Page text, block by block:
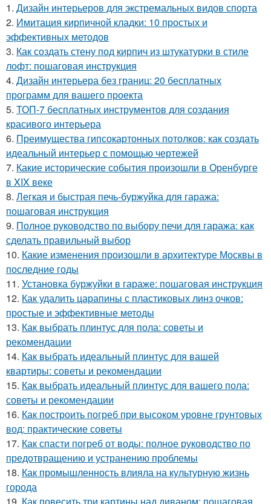
1. Дизайн интерьеров для экстремальных видов спорта
2. Имитация кирпичной кладки: 10 простых и
эффективных методов
3. Как создать стену под кирпич из штукатурки в стиле
лофт: пошаговая инструкция
4. Дизайн интерьера без границ: 20 бесплатных
программ для вашего проекта
5. ТОП-7 бесплатных инструментов для создания
красивого интерьера
6. Преимущества гипсокартонных потолков: как создать
идеальный интерьер с помощью чертежей
7. Какие исторические события произошли в Оренбурге
в XIX веке
8. Легкая и быстрая печь-буржуйка для гаража:
пошаговая инструкция
9. Полное руководство по выбору печи для гаража: как
сделать правильный выбор
10. Какие изменения произошли в архитектуре Москвы в
последние годы
11. Установка буржуйки в гараже: пошаговая инструкция
12. Как удалить царапины с пластиковых линз очков:
простые и эффективные методы
13. Как выбрать плинтус для пола: советы и
рекомендации
14. Как выбрать идеальный плинтус для вашей
квартиры: советы и рекомендации
15. Как выбрать идеальный плинтус для вашего пола:
советы и рекомендации
16. Как построить погреб при высоком уровне грунтовых
вод: практические советы
17. Как спасти погреб от воды: полное руководство по
предотвращению и устранению проблемы
18. Как промышленность влияла на культурную жизнь
города